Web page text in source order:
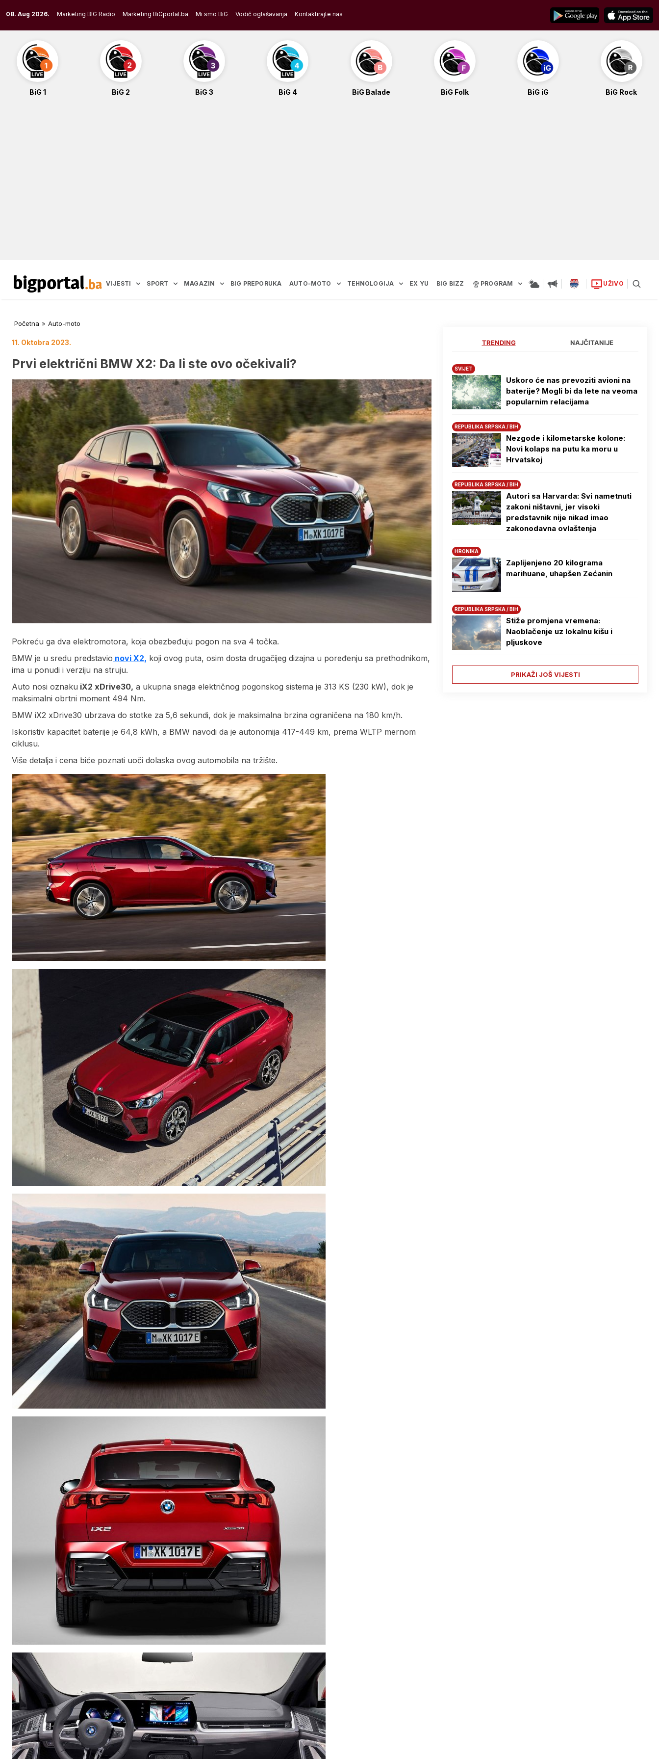
to
content
08. Aug 2026. Marketing BIG Radio Marketing BiGportal.ba Mi smo BiG Vodič oglašavanja Kontaktirajte nas
BiG 1 BiG 2 BiG 3 BiG 4 BiG Balade BiG Folk BiG iG BiG Rock
VIJESTI SPORT MAGAZIN BIG PREPORUKA AUTO-MOTO TEHNOLOGIJA EX YU BIG BIZZ PROGRAM UŽIVO
Početna » Auto-moto
11. Oktobra 2023.
Prvi električni BMW X2: Da li ste ovo očekivali?
Pokreću ga dva elektromotora, koja obezbeđuju pogon na sva 4 točka.
BMW je u sredu predstavio novi X2, koji ovog puta, osim dosta drugačijeg dizajna u poređenju sa prethodnikom,
ima u ponudi i verziju na struju.
Auto nosi oznaku iX2 xDrive30, a ukupna snaga električnog pogonskog sistema je 313 KS (230 kW), dok je
maksimalni obrtni moment 494 Nm.
BMW iX2 xDrive30 ubrzava do stotke za 5,6 sekundi, dok je maksimalna brzina ograničena na 180 km/h.
Iskoristiv kapacitet baterije je 64,8 kWh, a BMW navodi da je autonomija 417-449 km, prema WLTP mernom
ciklusu.
Više detalja i cena biće poznati uoči dolaska ovog automobila na tržište.
TRENDING NAJČITANIJE
SVIJET
Uskoro će nas prevoziti avioni na
baterije? Mogli bi da lete na veoma
popularnim relacijama
REPUBLIKA SRPSKA / BIH
Nezgode i kilometarske kolone:
Novi kolaps na putu ka moru u
Hrvatskoj
REPUBLIKA SRPSKA / BIH
Autori sa Harvarda: Svi nametnuti
zakoni ništavni, jer visoki
predstavnik nije nikad imao
zakonodavna ovlaštenja
HRONIKA
Zaplijenjeno 20 kilograma
marihuane, uhapšen Zećanin
REPUBLIKA SRPSKA / BIH
Stiže promjena vremena:
Naoblačenje uz lokalnu kišu i
pljuskove
PRIKAŽI JOŠ VIJESTI